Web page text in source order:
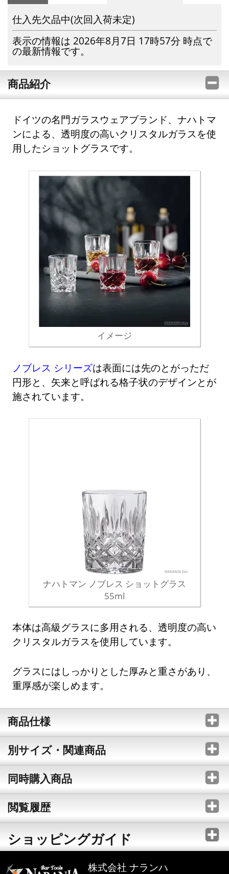
仕入先欠品中(次回入荷未定)
表示の情報は 2026年8月7日 17時57分 時点で
の最新情報です。
商品紹介
ドイツの名門ガラスウェアブランド、ナハトマ
ンによる、透明度の高いクリスタルガラスを使
用したショットグラスです。
イメージ
ノブレス シリーズは表面には先のとがっただ
円形と、矢来と呼ばれる格子状のデザインとが
施されています。
ナハトマン ノブレス ショットグラス
55ml
本体は高級グラスに多用される、透明度の高い
クリスタルガラスを使用しています。
グラスにはしっかりとした厚みと重さがあり、
重厚感が楽しめます。
商品仕様
別サイズ・関連商品
同時購入商品
閲覧履歴
ショッピングガイド
株式会社 ナランハ